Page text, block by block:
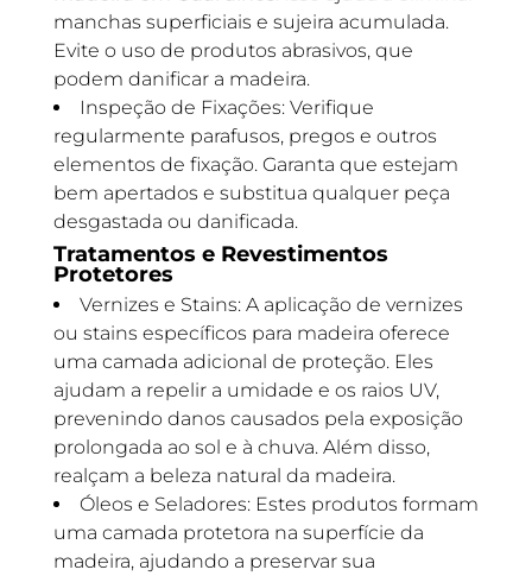
manchas superficiais e sujeira acumulada.
Evite o uso de produtos abrasivos, que
podem danificar a madeira.
Inspeção de Fixações: Verifique
regularmente parafusos, pregos e outros
elementos de fixação. Garanta que estejam
bem apertados e substitua qualquer peça
desgastada ou danificada.
Tratamentos e Revestimentos
Protetores
Vernizes e Stains: A aplicação de vernizes
ou stains específicos para madeira oferece
uma camada adicional de proteção. Eles
ajudam a repelir a umidade e os raios UV,
prevenindo danos causados pela exposição
prolongada ao sol e à chuva. Além disso,
realçam a beleza natural da madeira.
Óleos e Seladores: Estes produtos formam
uma camada protetora na superfície da
madeira, ajudando a preservar sua